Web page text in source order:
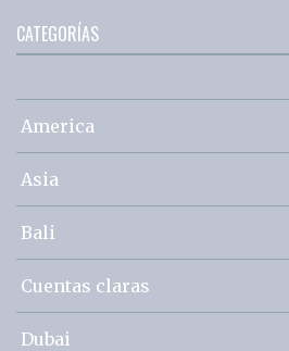
CATEGORÍAS
America
Asia
Bali
Cuentas claras
Dubai